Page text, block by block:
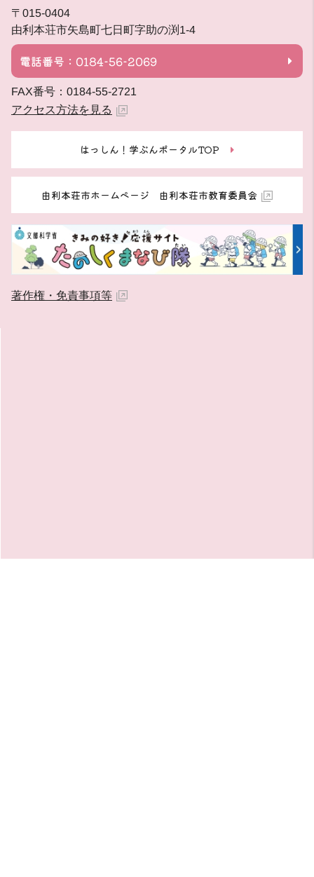
〒015-0404
由利本荘市矢島町七日町字助の渕1-4
電話番号：0184-56-2069
FAX番号：0184-55-2721
アクセス方法を見る
はっしん！学ぶんポータルTOP
由利本荘市ホームページ 由利本荘市教育委員会
著作権・免責事項等